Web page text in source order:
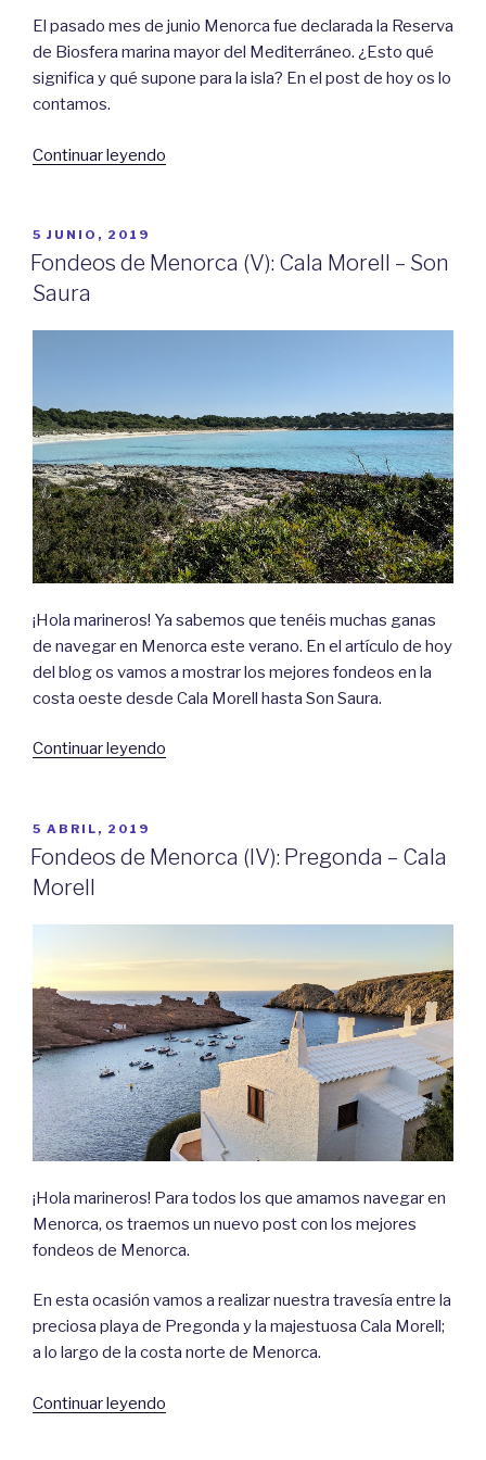
El pasado mes de junio Menorca fue declarada la Reserva
de Biosfera marina mayor del Mediterráneo. ¿Esto qué
significa y qué supone para la isla? En el post de hoy os lo
contamos.
Continuar leyendo
de
PUBLICADO
EL
5 JUNIO, 2019
Fondeos de Menorca (V): Cala Morell – Son
Saura
¡Hola marineros! Ya sabemos que tenéis muchas ganas
de navegar en Menorca este verano. En el artículo de hoy
del blog os vamos a mostrar los mejores fondeos en la
costa oeste desde Cala Morell hasta Son Saura.
Continuar leyendo
Cala
Son
Saura»
PUBLICADO
EL
5 ABRIL, 2019
Fondeos de Menorca (IV): Pregonda – Cala
Morell
¡Hola marineros! Para todos los que amamos navegar en
Menorca, os traemos un nuevo post con los mejores
fondeos de Menorca.
En esta ocasión vamos a realizar nuestra travesía entre la
preciosa playa de Pregonda y la majestuosa Cala Morell;
a lo largo de la costa norte de Menorca.
Continuar leyendo